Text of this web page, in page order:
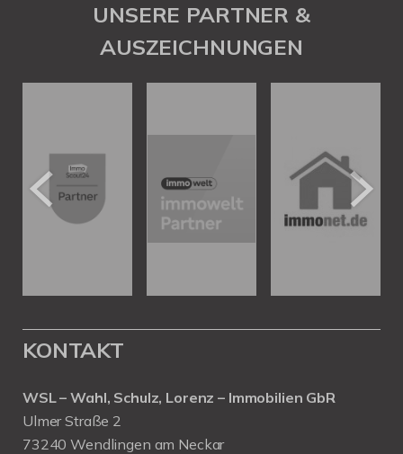
UNSERE PARTNER &
AUSZEICHNUNGEN
KONTAKT
WSL – Wahl, Schulz, Lorenz – Immobilien GbR
Ulmer Straße 2
73240 Wendlingen am Neckar